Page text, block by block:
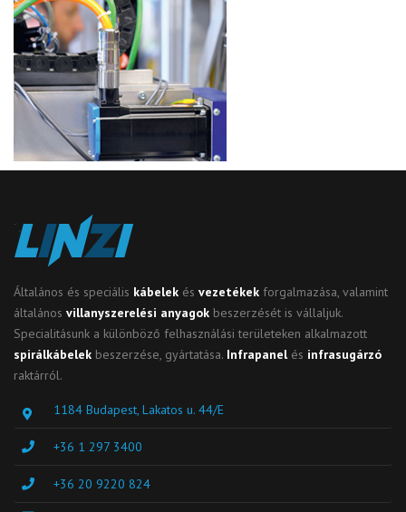
Általános és speciális kábelek és vezetékek forgalmazása, valamint
általános villanyszerelési anyagok beszerzését is vállaljuk.
Specialitásunk a különböző felhasználási területeken alkalmazott
spirálkábelek beszerzése, gyártatása. Infrapanel és infrasugárzó
raktárról.
1184 Budapest, Lakatos u. 44/E
+36 1 297 3400
+36 20 9220 824